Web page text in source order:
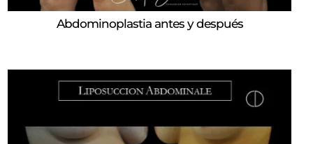
Abdominoplastia antes y después